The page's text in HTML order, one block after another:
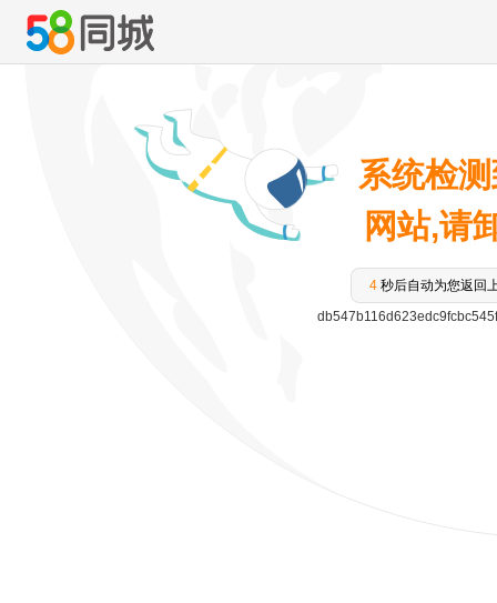
系统检
网站,请
4 秒后自动为您返回